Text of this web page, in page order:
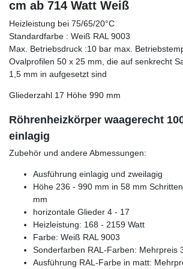
cm ab 714 Watt Weiß
Heizleistung bei 75/65/20°C
Standardfarbe : Weiß RAL 9003
Max. Betriebsdruck :10 bar max.
Ovalprofilen 50 x 25 mm, die auf senkrecht
1,5 mm in aufgesetzt sind
Gliederzahl 17 Höhe 990 mm
Röhrenheizkörper waagerecht
einlagig
Zubehör und andere Abmessungen:
Ausführung einlagig und zweilagig
Höhe 236 - 990 mm in 58 mm
mm
horizontale Glieder 4 - 17
Heizleistung: 168 - 2159 Watt
Farbe: Weiß RAL 9003
Sonderfarben RAL-Farben: Mehrpreis
Ausführung RAL-Farbe in matt: